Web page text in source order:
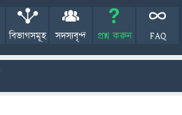
বিভাগসমূহ সদস্যবৃন্দ প্রশ্ন করুন FAQ